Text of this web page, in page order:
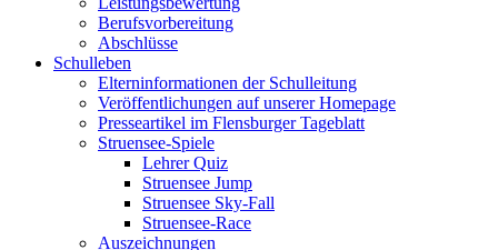
Berufsvorbereitung
Abschlüsse
Schulleben
Elterninformationen der Schulleitung
Veröffentlichungen auf unserer Homepage
Presseartikel im Flensburger Tageblatt
Struensee-Spiele
Lehrer Quiz
Struensee Jump
Struensee Sky-Fall
Struensee-Race
Auszeichnungen